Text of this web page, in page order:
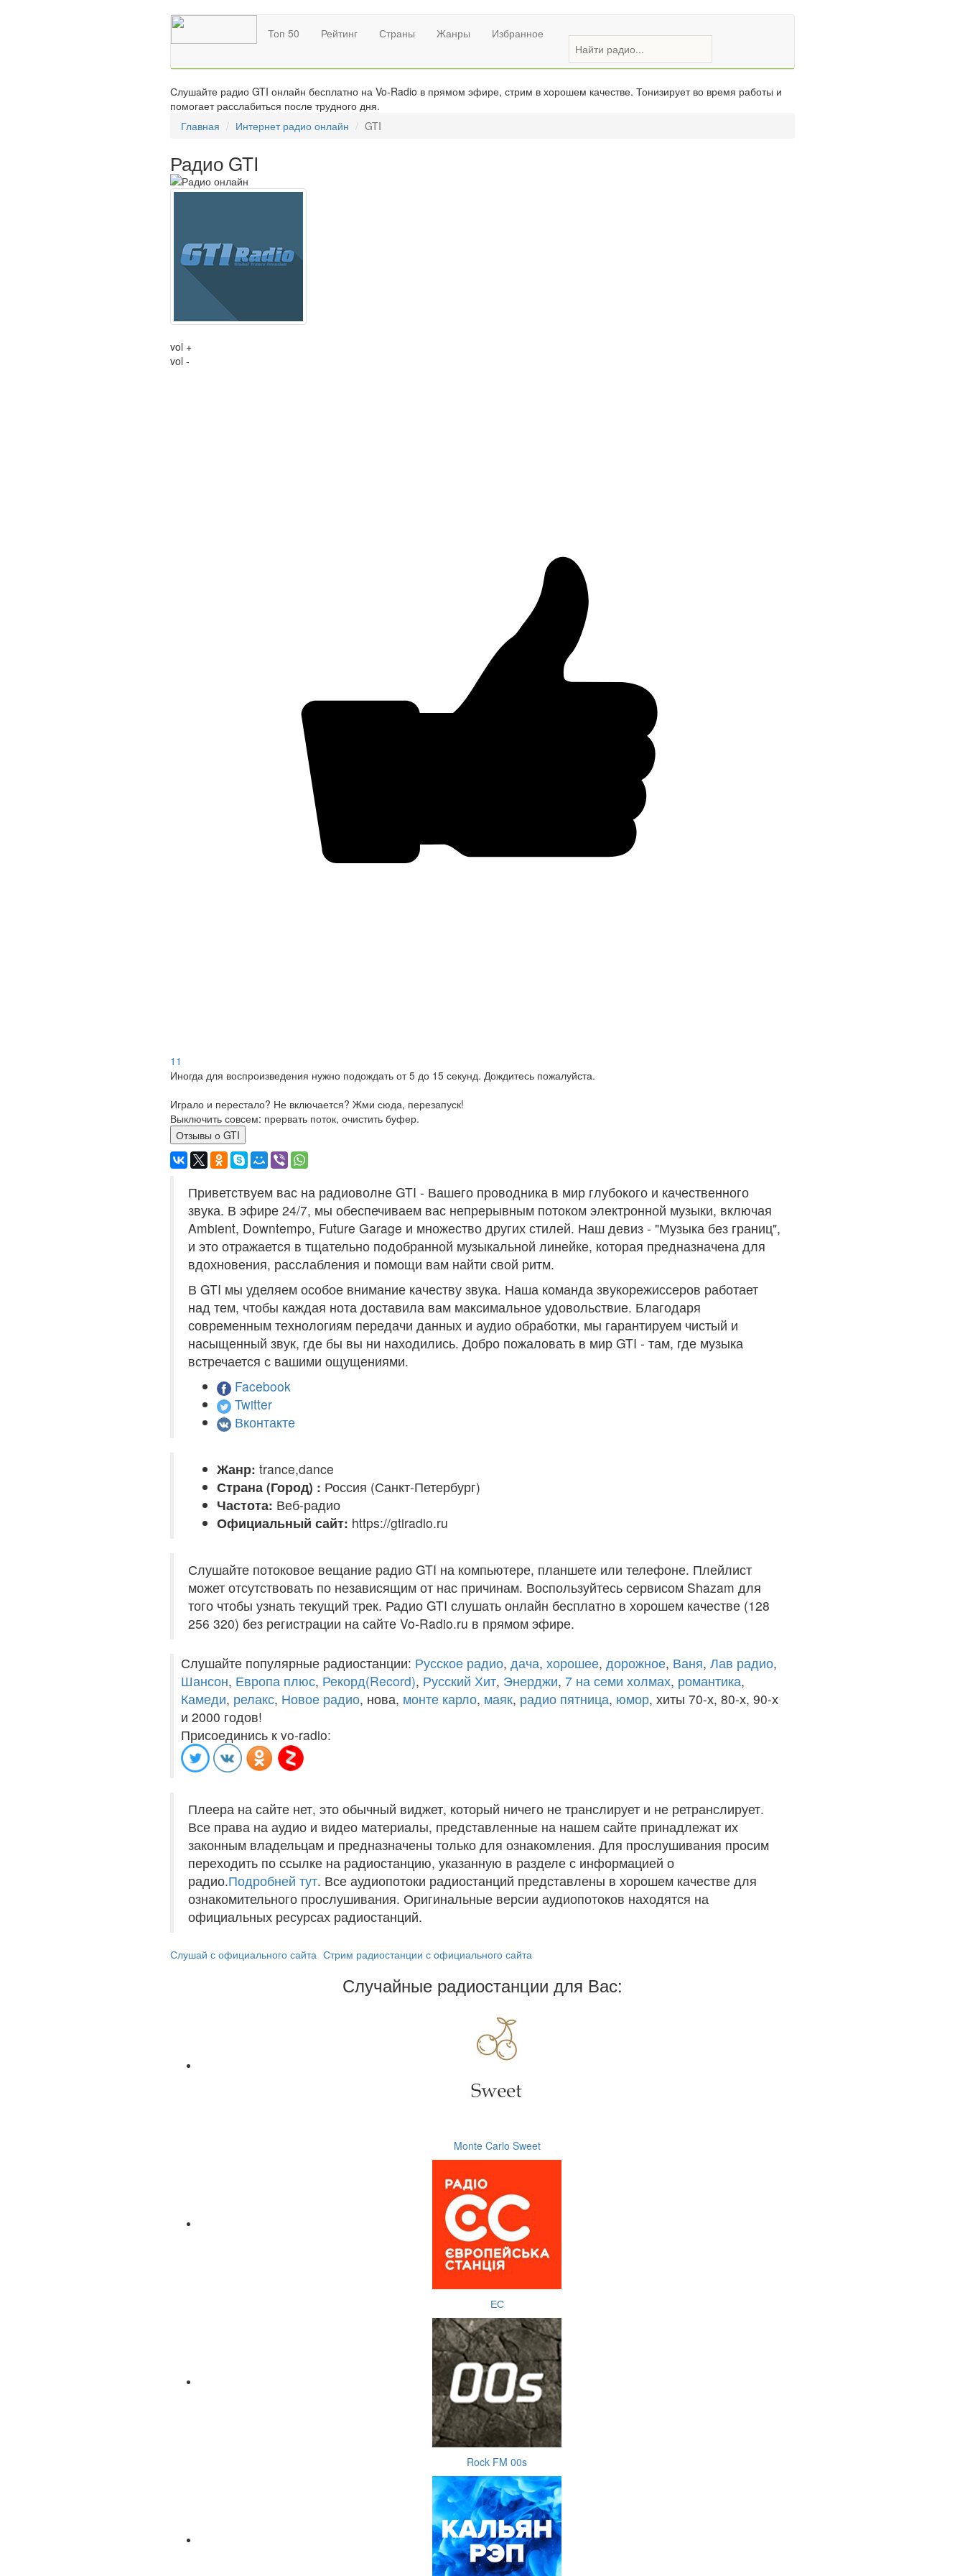
Топ 50 Рейтинг Страны Жанры Избранное
Слушайте радио GTI онлайн бесплатно на Vo-Radio в прямом эфире, стрим в хорошем качестве. Тонизирует во время работы и
помогает расслабиться после трудного дня.
Главная
Интернет радио онлайн GTI
Радио GTI
vol +
vol -
11
Иногда для воспроизведения нужно подождать от 5 до 15 секунд. Дождитесь пожалуйста.
Играло и перестало? Не включается? Жми сюда, перезапуск!
Выключить совсем: прервать поток, очистить буфер.
Отзывы о GTI
Приветствуем вас на радиоволне GTI - Вашего проводника в мир глубокого и качественного
звука. В эфире 24/7, мы обеспечиваем вас непрерывным потоком электронной музыки, включая
Ambient, Downtempo, Future Garage и множество других стилей. Наш девиз - "Музыка без границ",
и это отражается в тщательно подобранной музыкальной линейке, которая предназначена для
вдохновения, расслабления и помощи вам найти свой ритм.
В GTI мы уделяем особое внимание качеству звука. Наша команда звукорежиссеров работает
над тем, чтобы каждая нота доставила вам максимальное удовольствие. Благодаря
современным технологиям передачи данных и аудио обработки, мы гарантируем чистый и
насыщенный звук, где бы вы ни находились. Добро пожаловать в мир GTI - там, где музыка
встречается с вашими ощущениями.
Facebook
Twitter
Вконтакте
Жанр: trance,dance
Страна (Город) : Россия (Санкт-Петербург)
Частота: Веб-радио
Официальный сайт: https://gtiradio.ru
Слушайте потоковое вещание радио GTI на компьютере, планшете или телефоне. Плейлист
может отсутствовать по независящим от нас причинам. Воспользуйтесь сервисом Shazam для
того чтобы узнать текущий трек. Радио GTI слушать онлайн бесплатно в хорошем качестве (128
256 320) без регистрации на сайте Vo-Radio.ru в прямом эфире.
Слушайте популярные радиостанции: Русское радио, дача, хорошее, дорожное, Ваня, Лав радио,
Шансон, Европа плюс, Рекорд(Record), Русский Хит, Энерджи, 7 на семи холмах, романтика,
Камеди, релакс, Новое радио, нова, монте карло, маяк, радио пятница, юмор, хиты 70-х, 80-х, 90-х
и 2000 годов!
Присоединись к vo-radio:
Плеера на сайте нет, это обычный виджет, который ничего не транслирует и не ретранслирует.
Все права на аудио и видео материалы, представленные на нашем сайте принадлежат их
законным владельцам и предназначены только для ознакомления. Для прослушивания просим
переходить по ссылке на радиостанцию, указанную в разделе с информацией о
радио.Подробней тут. Все аудиопотоки радиостанций представлены в хорошем качестве для
ознакомительного прослушивания. Оригинальные версии аудиопотоков находятся на
официальных ресурсах радиостанций.
Слушай с официального сайта Стрим радиостанции с официального сайта
Случайные радиостанции для Вас:
Monte Carlo Sweet
ЕС
Rock FM 00s